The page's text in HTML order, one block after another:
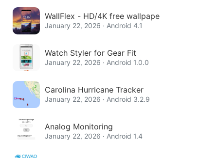
WallFlex - HD/4K free wallpape
January 22, 2026 · Android 4.1
Watch Styler for Gear Fit
January 22, 2026 · Android 1.0.0
Carolina Hurricane Tracker
January 22, 2026 · Android 3.2.9
Analog Monitoring
January 22, 2026 · Android 1.4